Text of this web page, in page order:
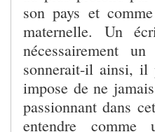
son pays et comme
maternelle. Un
nécessairement
sonnerait-il ainsi, il
impose de ne
passionnant dans
entendre comme